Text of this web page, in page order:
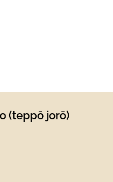
(teppō jorō)